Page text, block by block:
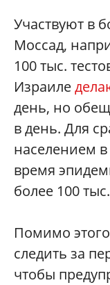
Участвуют в
Моссад,
100 тыс.
Израиле
день, но
в день. Для
населением
время
более 100
Помимо
следить за
чтобы